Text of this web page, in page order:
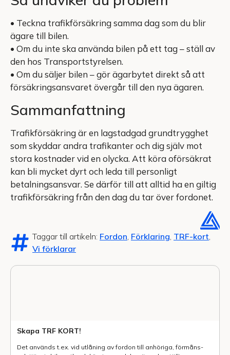
• Teckna trafikförsäkring samma dag som du blir
ägare till bilen.
• Om du inte ska använda bilen på ett tag – ställ av
den hos Transportstyrelsen.
• Om du säljer bilen – gör ägarbytet direkt så att
försäkringsansvaret övergår till den nya ägaren.
Sammanfattning
Trafikförsäkring är en lagstadgad grundtrygghet
som skyddar andra trafikanter och dig själv mot
stora kostnader vid en olycka. Att köra oförsäkrat
kan bli mycket dyrt och leda till personligt
betalningsansvar. Se därför till att alltid ha en giltig
trafikförsäkring från den dag du tar över fordonet.
Taggar till artikeln: Fordon, Förklaring, TRF-kort,
Vi förklarar
Skapa TRF KORT!
Det används t.ex. vid utlåning av fordon till anhöriga, förmåns-